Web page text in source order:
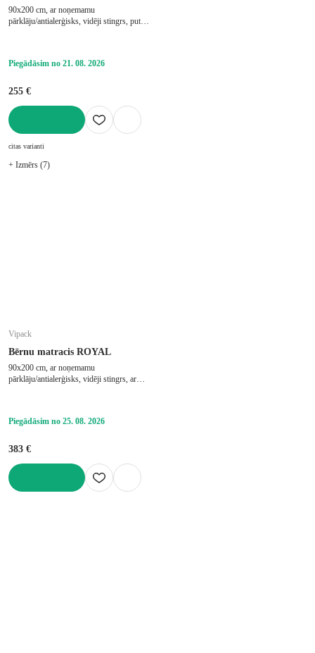
90x200 cm, ar noņemamu
pārklāju/antialerģisks, vidēji stingrs, putu,
Piegādāsim no 21. 08. 2026
255 €
citas varianti
+ Izmērs (7)
Vipack
Bērnu matracis ROYAL
90x200 cm, ar noņemamu
pārklāju/antialerģisks, vidēji stingrs, ar
Piegādāsim no 25. 08. 2026
383 €